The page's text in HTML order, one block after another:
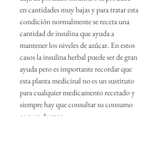
en cantidades muy bajas y para tratar esta
condición normalmente se receta una
cantidad de insulina que ayuda a
mantener los niveles de azúcar. En estos
casos la insulina herbal puede ser de gran
ayuda pero es importante recordar que
esta planta medicinal no es un sustituto
para cualquier medicamento recetado y
siempre hay que consultar su consumo
con un doctor.